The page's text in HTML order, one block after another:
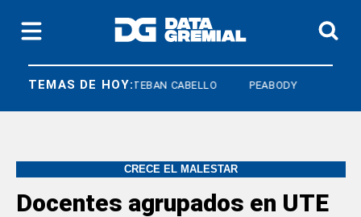
TEMAS DE HOY:
PLATA ESTEBAN CABELLO PEABODY
CRECE EL MALESTAR
Docentes agrupados en UTE